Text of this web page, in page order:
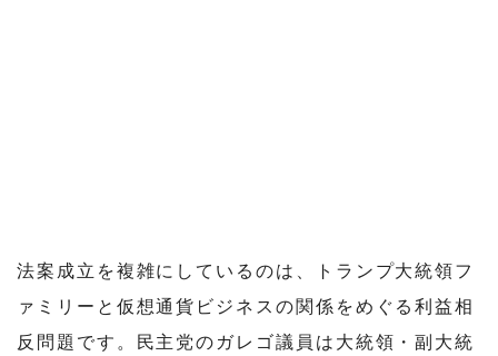
法案成立を複雑にしているのは、トランプ大統領フ
ァミリーと仮想通貨ビジネスの関係をめぐる利益相
反問題です。民主党のガレゴ議員は大統領・副大統